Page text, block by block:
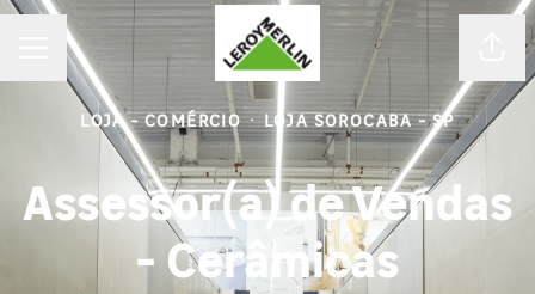
MENU DE CARREIRAS
LOJA - COMÉRCIO · LOJA SOROCABA - SP
Assessor(a) de Vendas
- Cerâmicas